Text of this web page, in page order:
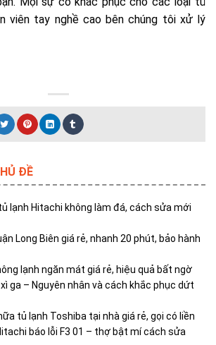
viên tay nghề cao bên chúng tôi xử lý
ĐỀ
lạnh Hitachi không làm đá, cách sửa mới
Long Biên giá rẻ, nhanh 20 phút, bảo hành
lạnh ngăn mát giá rẻ, hiệu quả bất ngờ
ga – Nguyên nhân và cách khắc phục dứt
tủ lạnh Toshiba tại nhà giá rẻ, gọi có liền
báo lỗi F3 01 – thợ bật mí cách sửa